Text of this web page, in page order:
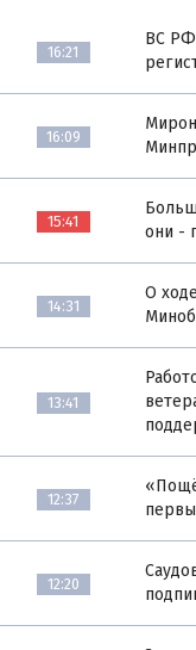
16:21
ВС РФ
16:09
15:41
они -
14:31
О
13:41
12:37
12:20